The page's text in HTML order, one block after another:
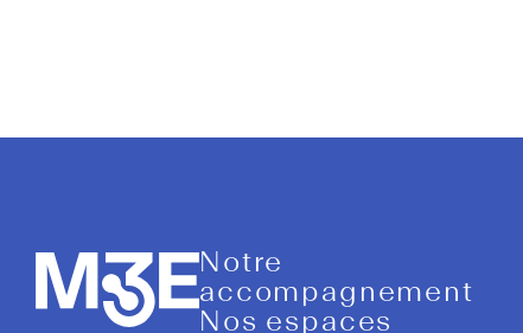
Notre
accompagnement
Nos espaces